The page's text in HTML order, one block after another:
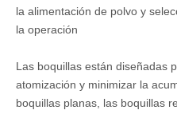
la alimentación de polvo y
la operación
Las boquillas están diseñadas
atomización y minimizar la
boquillas planas, las boquillas